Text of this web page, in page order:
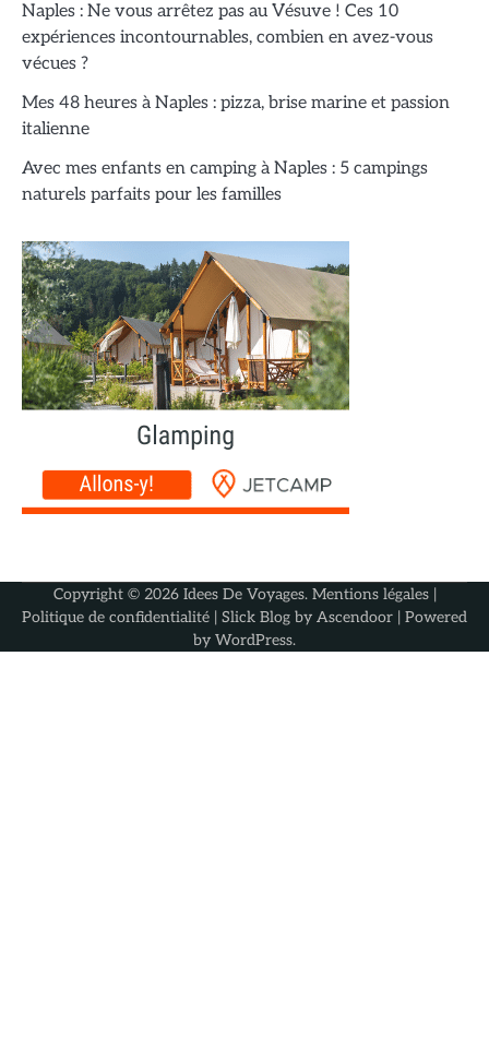
Naples : Ne vous arrêtez pas au Vésuve ! Ces 10
expériences incontournables, combien en avez-vous
vécues ?
Mes 48 heures à Naples : pizza, brise marine et passion
italienne
Avec mes enfants en camping à Naples : 5 campings
naturels parfaits pour les familles
Copyright © 2026 Idees De Voyages. Mentions légales|
Politique de confidentialité | Slick Blog by Ascendoor | Powered
by WordPress.